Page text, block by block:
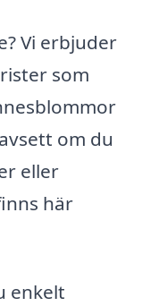
Vi erbjuder
som
om du
eller
här
enkelt